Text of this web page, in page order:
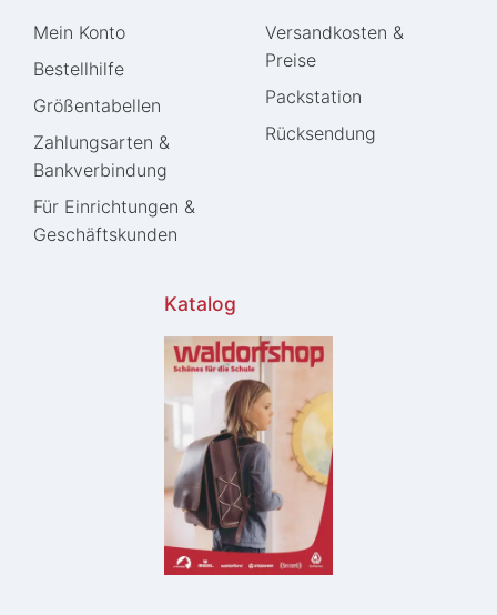
Mein Konto
Bestellhilfe
Größentabellen
Zahlungsarten &
Bankverbindung
Für Einrichtungen &
Geschäftskunden
Versandkosten &
Preise
Packstation
Rücksendung
Katalog